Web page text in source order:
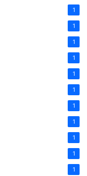
1
1
1
1
1
1
1
1
1
1
1